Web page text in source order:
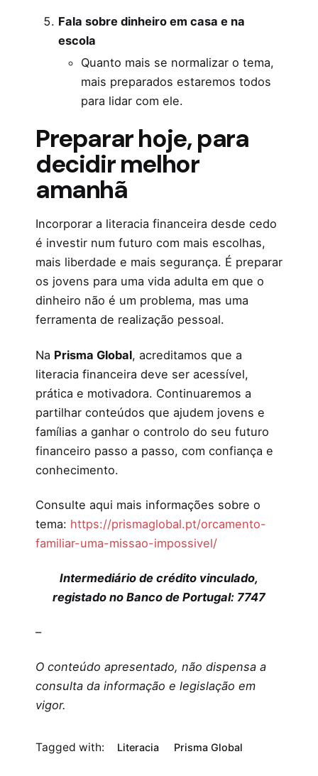
Fala sobre dinheiro em casa e na
escola
Quanto mais se normalizar o tema,
mais preparados estaremos todos
para lidar com ele.
Preparar hoje, para
decidir melhor
amanhã
Incorporar a literacia financeira desde cedo
é investir num futuro com mais escolhas,
mais liberdade e mais segurança. É preparar
os jovens para uma vida adulta em que o
dinheiro não é um problema, mas uma
ferramenta de realização pessoal.
Na Prisma Global, acreditamos que a
literacia financeira deve ser acessível,
prática e motivadora. Continuaremos a
partilhar conteúdos que ajudem jovens e
famílias a ganhar o controlo do seu futuro
financeiro passo a passo, com confiança e
conhecimento.
Consulte aqui mais informações sobre o
tema: https://prismaglobal.pt/orcamento-
familiar-uma-missao-impossivel/
Intermediário de crédito vinculado,
registado no Banco de Portugal: 7747
–
O conteúdo apresentado, não dispensa a
consulta da informação e legislação em
vigor.
Tagged with: Literacia Prisma Global